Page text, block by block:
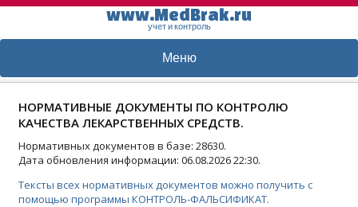
www.MedBrak.ru
учет и контроль
Меню
НОРМАТИВНЫЕ ДОКУМЕНТЫ ПО КОНТРОЛЮ
КАЧЕСТВА ЛЕКАРСТВЕННЫХ СРЕДСТВ.
Нормативных документов в базе: 28630.
Дата обновления информации: 06.08.2026 22:30.
Тексты всех нормативных документов можно получить с
помощью программы КОНТРОЛЬ-ФАЛЬСИФИКАТ.